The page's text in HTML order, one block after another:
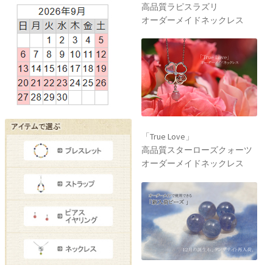
高品質ラピスラズリ
オーダーメイドネックレス
「True Love」
高品質スターローズクォーツ
オーダーメイドネックレス